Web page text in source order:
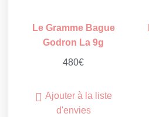
Le Gramme Bague
Godron La 9g
480€
Ajouter à la liste
d'envies